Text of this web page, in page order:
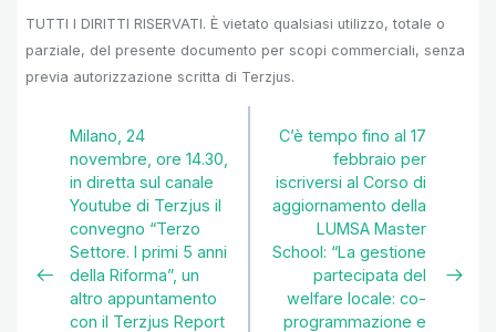
TUTTI I DIRITTI RISERVATI. È vietato qualsiasi utilizzo, totale o
parziale, del presente documento per scopi commerciali, senza
previa autorizzazione scritta di Terzjus.
Milano, 24
novembre, ore 14.30,
in diretta sul canale
Youtube di Terzjus il
convegno “Terzo
Settore. I primi 5 anni
della Riforma”, un
altro appuntamento
con il Terzjus Report
C’è tempo fino al 17
febbraio per
iscriversi al Corso di
aggiornamento della
LUMSA Master
School: “La gestione
partecipata del
welfare locale: co-
programmazione e